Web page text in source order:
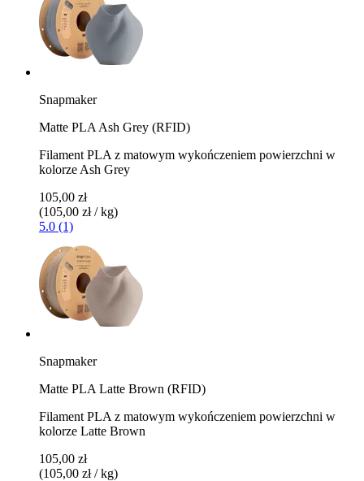
Snapmaker
Matte PLA Ash Grey (RFID)
Filament PLA z matowym wykończeniem powierzchni w
kolorze Ash Grey
105,00 zł
(105,00 zł / kg)
5.0 (1)
Snapmaker
Matte PLA Latte Brown (RFID)
Filament PLA z matowym wykończeniem powierzchni w
kolorze Latte Brown
105,00 zł
(105,00 zł / kg)